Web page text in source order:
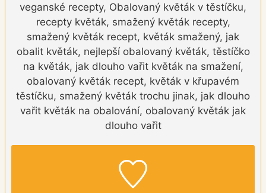
veganské recepty, Obalovaný květák v těstíčku,
recepty květák, smažený květák recepty,
smažený květák recept, květák smažený, jak
obalit květák, nejlepší obalovaný květák, těstíčko
na květák, jak dlouho vařit květák na smažení,
obalovaný květák recept, květák v křupavém
těstíčku, smažený květák trochu jinak, jak dlouho
vařit květák na obalování, obalovaný květák jak
dlouho vařit